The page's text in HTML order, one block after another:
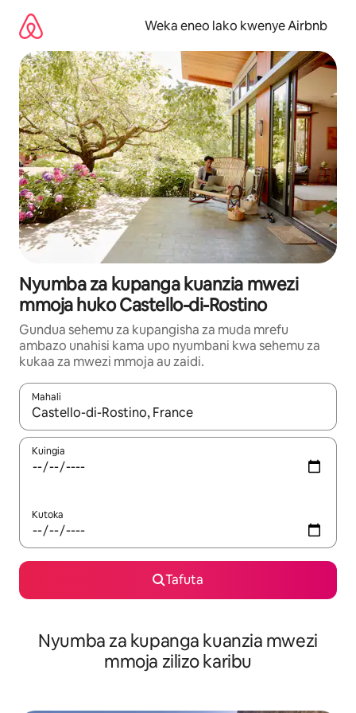
kwenda
kwenye
maudhui
Weka eneo lako kwenye Airbnb
Nyumba za kupanga kuanzia mwezi
mmoja huko Castello-di-Rostino
Gundua sehemu za kupangisha za muda mrefu
ambazo unahisi kama upo nyumbani kwa sehemu za
kukaa za mwezi mmoja au zaidi.
Mahali
Wakati matokeo yanapatikana, vinjari kwa kutumia vitufe vya
Kuingia
Kutoka
Tafuta
Nyumba za kupanga kuanzia mwezi
mmoja zilizo karibu